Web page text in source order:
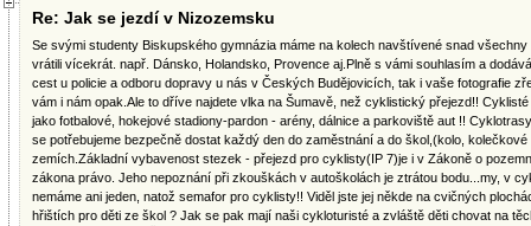
Re: Jak se jezdí v Nizozemsku
Se svými studenty Biskupského gymnázia máme na kolech navštívené snad
vrátili vícekrát. např. Dánsko, Holandsko, Provence aj.Plně s vámi souhlasím a
cest u policie a odboru dopravy u nás v Českých Budějovicích, tak i vaše fotografie
vám i nám opak.Ale to dříve najdete vlka na Šumavě, než cyklistický přejezd!!
jako fotbalové, hokejové stadiony-pardon - arény, dálnice a parkoviště aut !!
se potřebujeme bezpečně dostat každý den do zaměstnání a do škol,(kolo,
zemích.Základní vybavenost stezek - přejezd pro cyklisty(IP 7)je i v Zákoně o
zákona právo. Jeho nepoznání při zkouškách v autoškolách je ztrátou bodu...my, v
nemáme ani jeden, natož semafor pro cyklisty!! Viděl jste jej někde na cvičných
hřištích pro děti ze škol ? Jak se pak mají naši cykloturisté a zvláště děti chovat na